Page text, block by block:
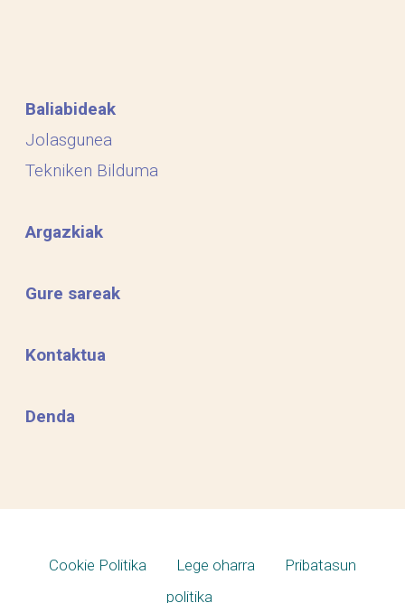
Baliabideak
Jolasgunea
Tekniken Bilduma
Argazkiak
Gure sareak
Kontaktua
Denda
Cookie Politika Lege oharra
Pribatasun
politika